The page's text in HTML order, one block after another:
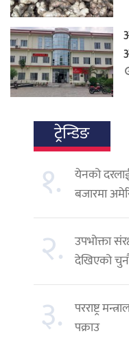
ट्रेन्डिङ
१.
येनको
बजारमा
२. उपभोक्ता
देखिएको
३.
परराष्ट्र
पक्राउ